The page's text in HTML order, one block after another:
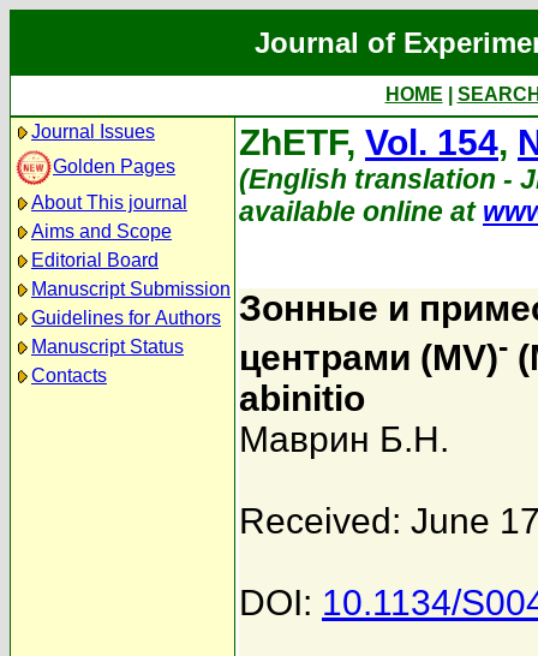
Journal of
HOME
Journal Issues
Golden Pages
About This journal
Aims and Scope
Editorial Board
Manuscript Submission
Guidelines for Authors
Manuscript Status
Contacts
ZhETF, Vol. 154,
(English translation -
available online at
Зонные и
центрами (MV)-
abinitio
Маврин Б.Н.
Received: June
DOI: 10.1134/